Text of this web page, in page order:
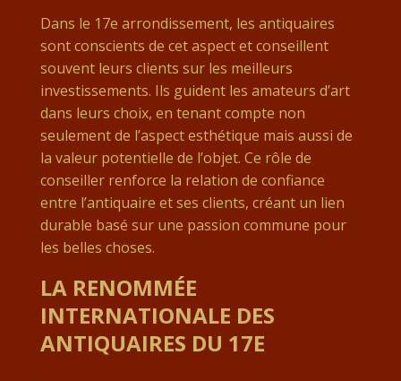
Dans le 17e arrondissement, les antiquaires
sont conscients de cet aspect et conseillent
souvent leurs clients sur les meilleurs
investissements. Ils guident les amateurs d’art
dans leurs choix, en tenant compte non
seulement de l’aspect esthétique mais aussi de
la valeur potentielle de l’objet. Ce rôle de
conseiller renforce la relation de confiance
entre l’antiquaire et ses clients, créant un lien
durable basé sur une passion commune pour
les belles choses.
LA RENOMMÉE
INTERNATIONALE DES
ANTIQUAIRES DU 17E